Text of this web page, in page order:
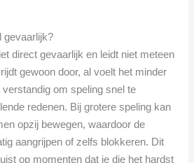
gevaarlijk?
direct gevaarlijk en leidt niet meteen
gewoon door, al voelt het minder
om speling snel te
redenen. Bij grotere speling kan
opzij bewegen, waardoor de
aangrijpen of zelfs blokkeren. Dit
op momenten dat je die het hardst